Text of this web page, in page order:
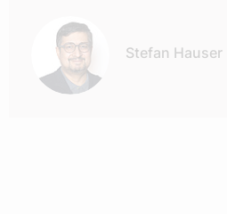
Stefan Hauser